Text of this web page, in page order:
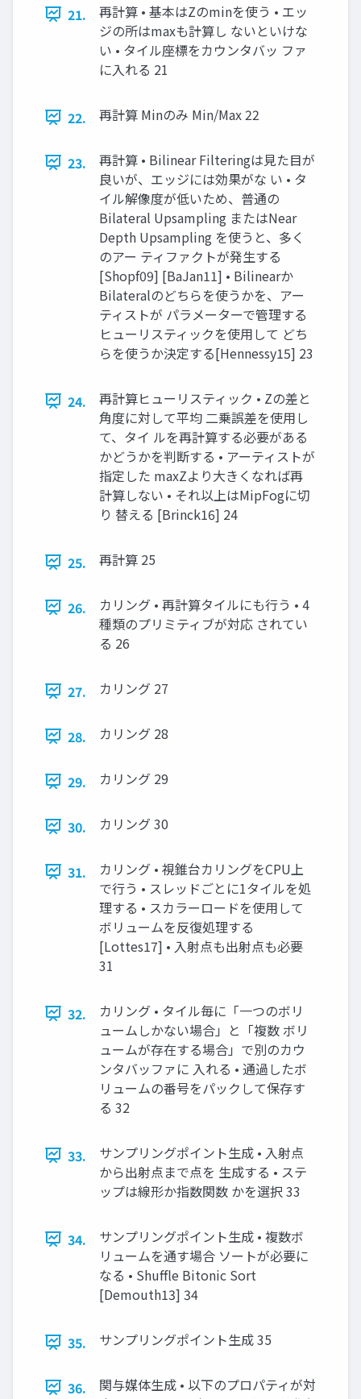
21.
再計算 • 基本はZのminを使う • エッ
ジの所はmaxも計算し ないといけな
い • タイル座標をカウンタバッ ファ
に入れる 21
22. 再計算 Minのみ Min/Max 22
23.
再計算 • Bilinear Filteringは見た目が
良いが、エッジには効果がな い • タ
イル解像度が低いため、普通の
Bilateral Upsampling またはNear
Depth Upsampling を使うと、多く
のアー ティファクトが発生する
[Shopf09] [BaJan11] • Bilinearか
Bilateralのどちらを使うかを、アー
ティストが パラメーターで管理する
ヒューリスティックを使用して どち
らを使うか決定する[Hennessy15] 23
24.
再計算ヒューリスティック • Zの差と
角度に対して平均 二乗誤差を使用し
て、タイ ルを再計算する必要がある
かどうかを判断する • アーティストが
指定した maxZより大きくなれば再
計算しない • それ以上はMipFogに切
り 替える [Brinck16] 24
25. 再計算 25
26.
カリング • 再計算タイルにも行う • 4
種類のプリミティブが対応 されてい
る 26
27. カリング 27
28. カリング 28
29. カリング 29
30. カリング 30
31.
カリング • 視錐台カリングをCPU上
で行う • スレッドごとに1タイルを処
理する • スカラーロードを使用して
ボリュームを反復処理する
[Lottes17] • 入射点も出射点も必要
31
32.
カリング • タイル毎に「一つのボリ
ュームしかない場合」と「複数 ボリ
ュームが存在する場合」で別のカウ
ンタバッファに 入れる • 通過したボ
リュームの番号をパックして保存す
る 32
33.
サンプリングポイント生成 • 入射点
から出射点まで点を 生成する • ステ
ップは線形か指数関数 かを選択 33
34.
サンプリングポイント生成 • 複数ボ
リュームを通す場合 ソートが必要に
なる • Shuffle Bitonic Sort
[Demouth13] 34
35. サンプリングポイント生成 35
36.
関与媒体生成 • 以下のプロパティが対